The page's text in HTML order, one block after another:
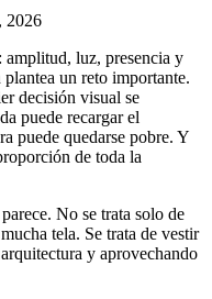
2026
amplitud, luz, presencia y
un reto importante.
decisión visual se
puede recargar el
puede quedarse pobre. Y
de toda la
No se trata solo de
tela. Se trata de vestir
y aprovechando